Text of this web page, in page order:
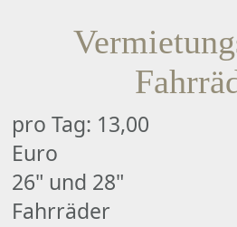
pro Tag: 13,00
Euro
26" und 28"
Fahrräder